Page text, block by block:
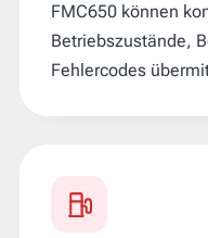
FMC650 können
Betriebszustände,
Fehlercodes